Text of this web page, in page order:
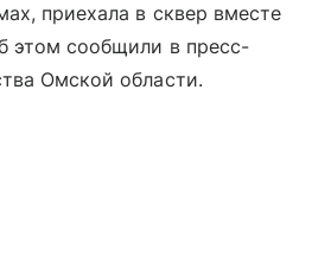
приехала в сквер вместе
этом сообщили в пресс-
Омской области.